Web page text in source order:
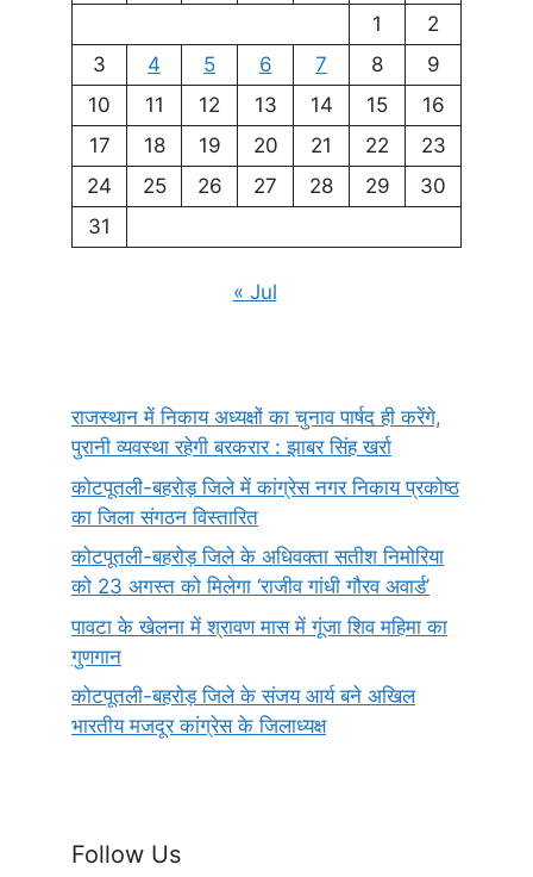
1
2
3
4 5 6 7 8
9
10
11 12 13 14 15
16
17
18 19 20 21 22
23
24
25 26 27 28 29
30
31
« Jul
राजस्थान में निकाय अध्यक्षों का चुनाव पार्षद ही करेंगे,
पुरानी व्यवस्था रहेगी बरकरार : झाबर सिंह खर्रा
कोटपूतली-बहरोड़ जिले में कांग्रेस नगर निकाय प्रकोष्ठ
का जिला संगठन विस्तारित
कोटपूतली-बहरोड़ जिले के अधिवक्ता सतीश निमोरिया
को 23 अगस्त को मिलेगा ‘राजीव गांधी गौरव अवार्ड’
पावटा के खेलना में श्रावण मास में गूंजा शिव महिमा का
गुणगान
कोटपूतली-बहरोड़ जिले के संजय आर्य बने अखिल
भारतीय मजदूर कांग्रेस के जिलाध्यक्ष
Follow Us